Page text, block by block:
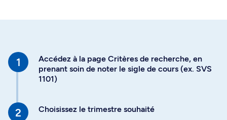
Accédez à la page Critères de recherche, en
prenant soin de noter le sigle de cours (ex. SVS
1101)
Choisissez le trimestre souhaité